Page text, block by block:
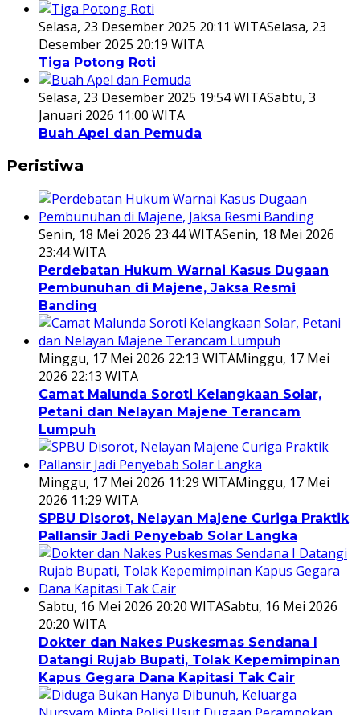
Selasa, 23 Desember 2025 20:11 WITASelasa, 23
Desember 2025 20:19 WITA
Tiga Potong Roti
Selasa, 23 Desember 2025 19:54 WITASabtu, 3
Januari 2026 11:00 WITA
Buah Apel dan Pemuda
Peristiwa
Senin, 18 Mei 2026 23:44 WITASenin, 18 Mei 2026
23:44 WITA
Perdebatan Hukum Warnai Kasus Dugaan
Pembunuhan di Majene, Jaksa Resmi
Banding
Minggu, 17 Mei 2026 22:13 WITAMinggu, 17 Mei
2026 22:13 WITA
Camat Malunda Soroti Kelangkaan Solar,
Petani dan Nelayan Majene Terancam
Lumpuh
Minggu, 17 Mei 2026 11:29 WITAMinggu, 17 Mei
2026 11:29 WITA
SPBU Disorot, Nelayan Majene Curiga Praktik
Pallansir Jadi Penyebab Solar Langka
Sabtu, 16 Mei 2026 20:20 WITASabtu, 16 Mei 2026
20:20 WITA
Dokter dan Nakes Puskesmas Sendana I
Datangi Rujab Bupati, Tolak Kepemimpinan
Kapus Gegara Dana Kapitasi Tak Cair